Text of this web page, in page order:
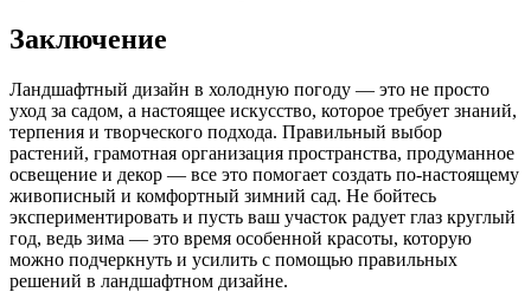
Заключение
Ландшафтный дизайн в холодную погоду — это не просто
уход за садом, а настоящее искусство, которое требует знаний,
терпения и творческого подхода. Правильный выбор
растений, грамотная организация пространства, продуманное
освещение и декор — все это помогает создать по-настоящему
живописный и комфортный зимний сад. Не бойтесь
экспериментировать и пусть ваш участок радует глаз круглый
год, ведь зима — это время особенной красоты, которую
можно подчеркнуть и усилить с помощью правильных
решений в ландшафтном дизайне.